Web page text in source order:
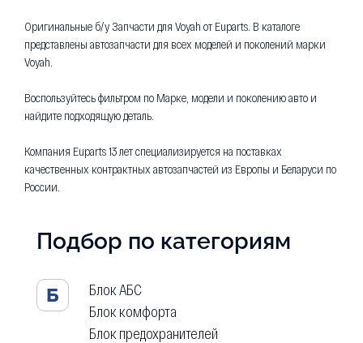
Оригинальные б/у Запчасти для Voyah от Euparts. В каталоге
представлены автозапчасти для всех моделей и поколений марки
Voyah.
Воспользуйтесь фильтром по Марке, модели и поколению авто и
найдите подходящую деталь.
Компания Euparts 13 лет специализируется на поставках
качественных контрактных автозапчастей из Европы и Беларуси по
России.
Подбор по категориям
Б
Блок АБС
Блок комфорта
Блок предохранителей